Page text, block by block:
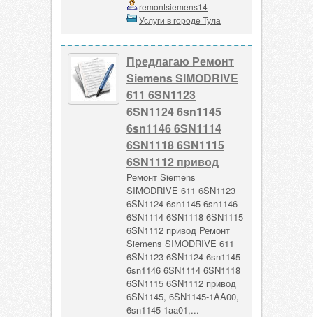
remontsiemens14
Услуги в городе Тула
Предлагаю Ремонт
Siemens SIMODRIVE
611 6SN1123
6SN1124 6sn1145
6sn1146 6SN1114
6SN1118 6SN1115
6SN1112 привод
Ремонт Siemens
SIMODRIVE 611 6SN1123
6SN1124 6sn1145 6sn1146
6SN1114 6SN1118 6SN1115
6SN1112 привод Ремонт
Siemens SIMODRIVE 611
6SN1123 6SN1124 6sn1145
6sn1146 6SN1114 6SN1118
6SN1115 6SN1112 привод
6SN1145, 6SN1145-1AA00,
6sn1145-1aa01,...